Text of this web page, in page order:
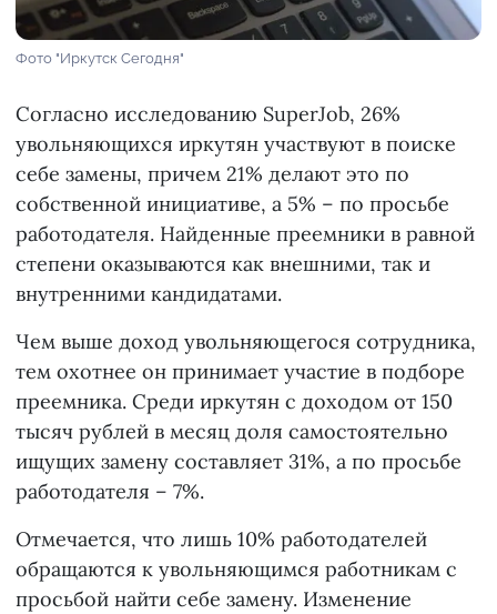
Фото "Иркутск Сегодня"
Согласно исследованию SuperJob, 26%
увольняющихся иркутян участвуют в поиске
себе замены, причем 21% делают это по
собственной инициативе, а 5% – по просьбе
работодателя. Найденные преемники в равной
степени оказываются как внешними, так и
внутренними кандидатами.
Чем выше доход увольняющегося сотрудника,
тем охотнее он принимает участие в подборе
преемника. Среди иркутян с доходом от 150
тысяч рублей в месяц доля самостоятельно
ищущих замену составляет 31%, а по просьбе
работодателя – 7%.
Отмечается, что лишь 10% работодателей
обращаются к увольняющимся работникам с
просьбой найти себе замену. Изменение